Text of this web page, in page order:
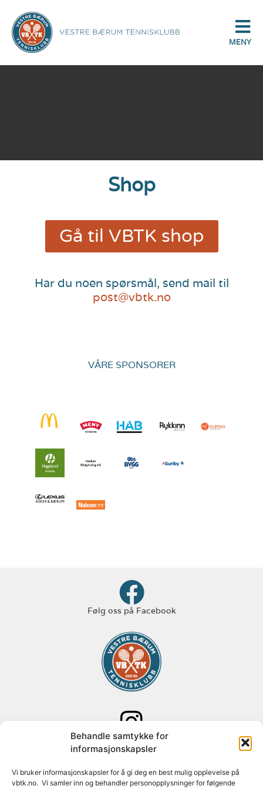
Behandle samtykke for
informasjonskapsler
Vi bruker informasjonskapsler for å gi deg en best mulig opplevelse på
vbtk.no. Vi samler inn og behandler personopplysninger for følgende
MENY
Shop
Gå til VBTK shop
Har du noen spørsmål, send mail til
post@vbtk.no
VÅRE SPONSORER
Følg oss på Facebook
Følg oss på Instagram
Adresse: Paal Bergs vei 125
1348 Rykkinn